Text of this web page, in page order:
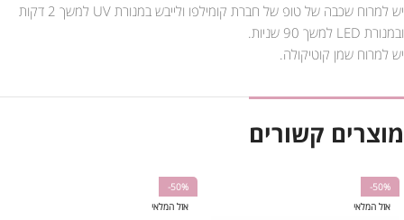
יש למרוח שכבה של טופ של חברת קומילפו ולייבש במנורת UV למשך 2 דקות
ובמנורת LED למשך 90 שניות.
יש למרוח שמן קוטיקולה.
מוצרים קשורים
-50%
אזל המלאי
-50%
אזל המלאי